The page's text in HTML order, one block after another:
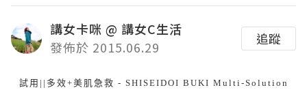
講女卡咪 @ 講女C生活
發佈於 2015.06.29
追蹤
試用||多效+美肌急救 - SHISEIDOI BUKI Multi-Solution